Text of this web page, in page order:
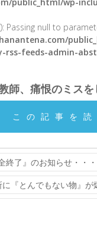
Passing null to
rss-feeds-admin-
師、痛恨のミス
この記事を読
終了』のお知らせ・・・
に『とんでもない物』